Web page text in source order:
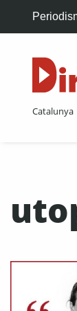
Catalunya